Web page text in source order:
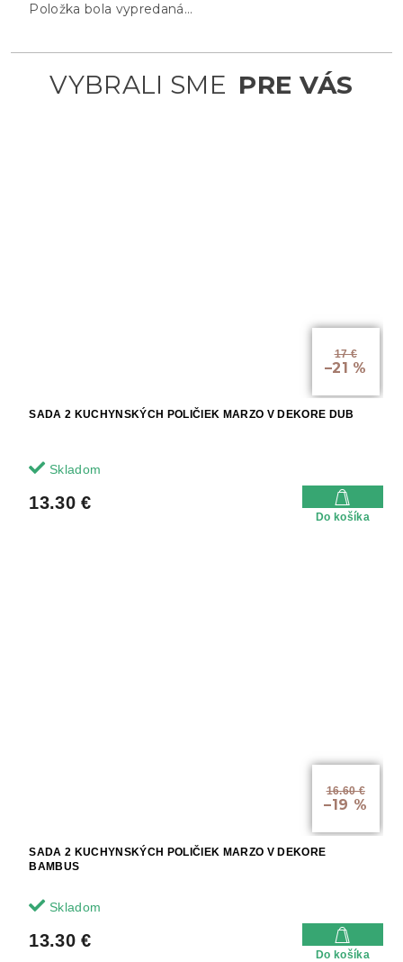
17 €
–21 %
SADA 2 KUCHYNSKÝCH POLIČIEK MARZO V DEKORE DUB
Skladom
13.30 €
Do košíka
16.60 €
–19 %
SADA 2 KUCHYNSKÝCH POLIČIEK MARZO V DEKORE
BAMBUS
Skladom
13.30 €
Do košíka
Položka bola vypredaná…